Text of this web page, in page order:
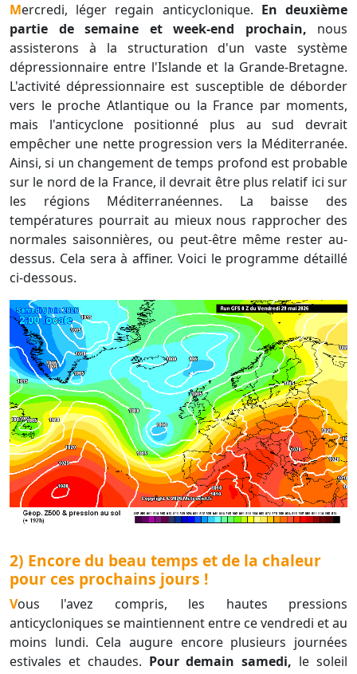
Mercredi, léger regain anticyclonique. En deuxième
partie de semaine et week-end prochain, nous
assisterons à la structuration d'un vaste système
dépressionnaire entre l'Islande et la Grande-Bretagne.
L'activité dépressionnaire est susceptible de déborder
vers le proche Atlantique ou la France par moments,
mais l'anticyclone positionné plus au sud devrait
empêcher une nette progression vers la Méditerranée.
Ainsi, si un changement de temps profond est probable
sur le nord de la France, il devrait être plus relatif ici sur
les régions Méditerranéennes. La baisse des
températures pourrait au mieux nous rapprocher des
normales saisonnières, ou peut-être même rester au-
dessus. Cela sera à affiner. Voici le programme détaillé
ci-dessous.
2) Encore du beau temps et de la chaleur
pour ces prochains jours !
Vous l'avez compris, les hautes pressions
anticycloniques se maintiennent entre ce vendredi et au
moins lundi. Cela augure encore plusieurs journées
estivales et chaudes. Pour demain samedi, le soleil